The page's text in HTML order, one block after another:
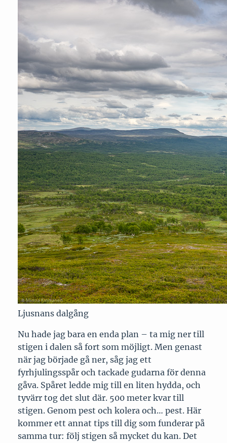
Ljusnans dalgång
Nu hade jag bara en enda plan – ta mig ner till
stigen i dalen så fort som möjligt. Men genast
när jag började gå ner, såg jag ett
fyrhjulingsspår och tackade gudarna för denna
gåva. Spåret ledde mig till en liten hydda, och
tyvärr tog det slut där. 500 meter kvar till
stigen. Genom pest och kolera och… pest. Här
kommer ett annat tips till dig som funderar på
samma tur: följ stigen så mycket du kan. Det